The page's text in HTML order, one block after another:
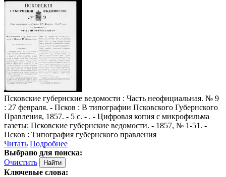
Псковские губернские ведомости : Часть неофициальная. № 9
: 27 февраля. - Псков : В типографии Псковского Губернского
Правления, 1857. - 5 с. - . - Цифровая копия с микрофильма
газеты: Псковские губернские ведомости. - 1857, № 1-51. -
Псков : Типография губернского правления
Читать Подробнее
Выбрано для поиска:
Очистить
Ключевые слова: